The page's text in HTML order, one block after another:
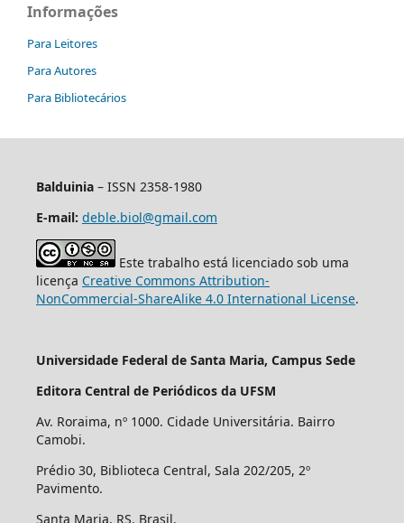
Informações
Para Leitores
Para Autores
Para Bibliotecários
Balduinia – ISSN 2358-1980
E-mail: deble.biol@gmail.com
Este trabalho está licenciado sob uma
licença Creative Commons Attribution-
NonCommercial-ShareAlike 4.0 International License.
Universidade Federal de Santa Maria, Campus Sede
Editora Central de Periódicos da UFSM
Av. Roraima, nº 1000. Cidade Universitária. Bairro
Camobi.
Prédio 30, Biblioteca Central, Sala 202/205, 2º
Pavimento.
Santa Maria, RS. Brasil.